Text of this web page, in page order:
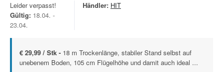
Leider verpasst!
Gültig: 18.04. -
23.04.
Händler: HIT
€ 29,99 / Stk - 18 m Trockenlänge, stabiler Stand selbst auf
unebenem Boden, 105 cm Flügelhöhe und damit auch ideal ...